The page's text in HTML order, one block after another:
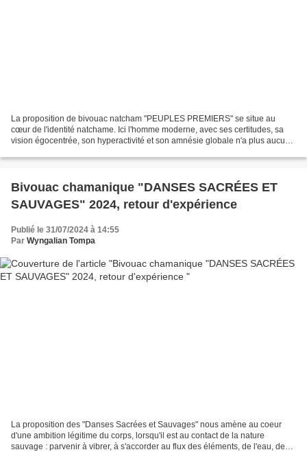
La proposition de bivouac natcham "PEUPLES PREMIERS" se situe au
cœur de l'identité natchame. Ici l'homme moderne, avec ses certitudes, sa
vision égocentrée, son hyperactivité et son amnésie globale n'a plus aucun
Bivouac chamanique "DANSES SACRÉES ET
SAUVAGES" 2024, retour d'expérience
Publié le 31/07/2024 à 14:55
Par Wyngalian Tompa
La proposition des "Danses Sacrées et Sauvages" nous amène au coeur
d'une ambition légitime du corps, lorsqu'il est au contact de la nature
sauvage : parvenir à vibrer, à s'accorder au flux des éléments, de l'eau, de